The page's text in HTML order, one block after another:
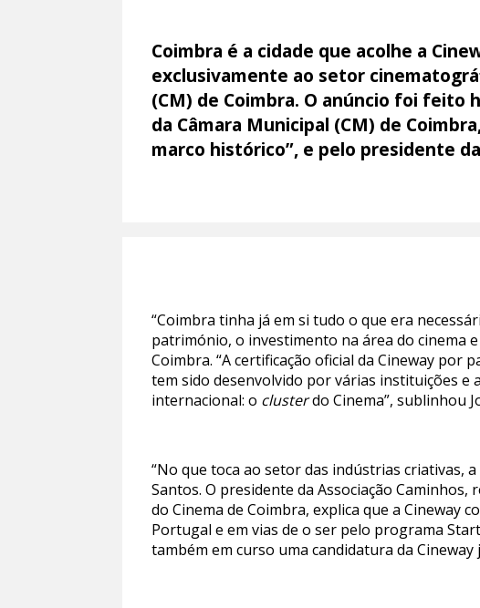
Coimbra é a cidade que acolhe a
exclusivamente ao setor
(CM) de Coimbra. O anúncio foi feito
da Câmara Municipal (CM) de
marco histórico”, e pelo presidente
“Coimbra tinha já em si tudo o que era
património, o investimento na área do cinema
Coimbra. “A certificação oficial da Cineway
tem sido desenvolvido por várias instituições e
internacional: o clusterdo Cinema”, sublinhou
“No que toca ao setor das indústrias criativas,
Santos. O presidente da Associação
do Cinema de Coimbra, explica que a Cineway
Portugal e em vias de o ser pelo programa
também em curso uma candidatura da